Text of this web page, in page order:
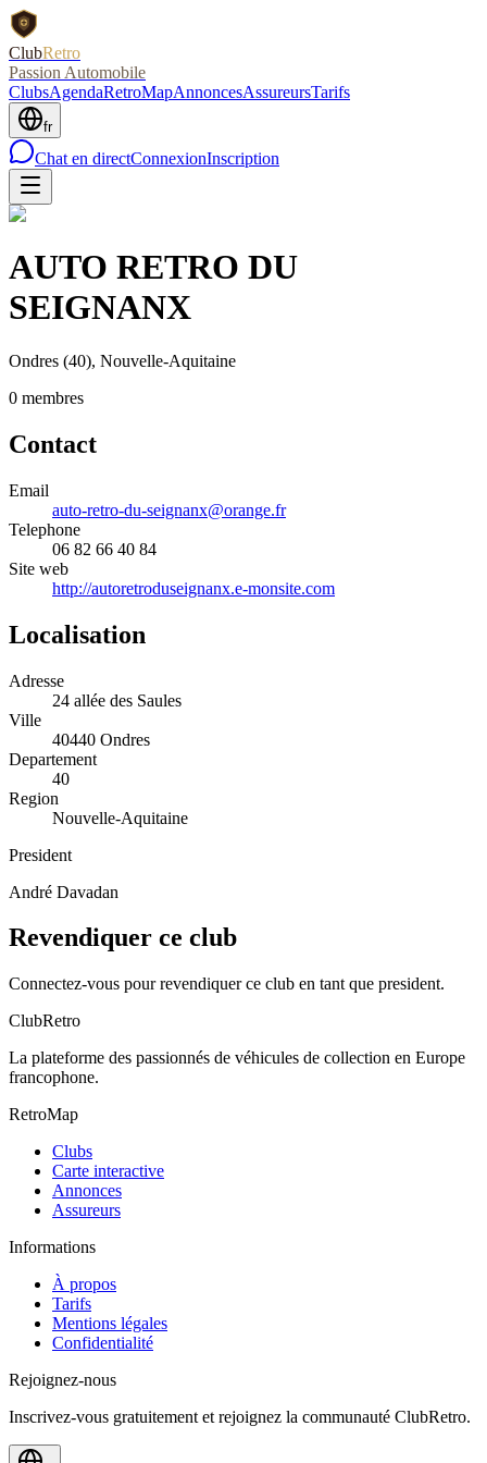
ClubRetro
Passion Automobile
ClubsAgendaRetroMapAnnoncesAssureursTarifs
fr
Chat en directConnexionInscription
AUTO RETRO DU
SEIGNANX
Ondres (40), Nouvelle-Aquitaine
0 membres
Contact
Email
auto-retro-du-seignanx@orange.fr
Telephone
06 82 66 40 84
Site web
http://autoretroduseignanx.e-monsite.com
Localisation
Adresse
24 allée des Saules
Ville
40440 Ondres
Departement
40
Region
Nouvelle-Aquitaine
President
André Davadan
Revendiquer ce club
Connectez-vous pour revendiquer ce club en tant que president.
ClubRetro
La plateforme des passionnés de véhicules de collection en Europe
francophone.
RetroMap
Clubs
Carte interactive
Annonces
Assureurs
Informations
À propos
Tarifs
Mentions légales
Confidentialité
Rejoignez-nous
Inscrivez-vous gratuitement et rejoignez la communauté ClubRetro.